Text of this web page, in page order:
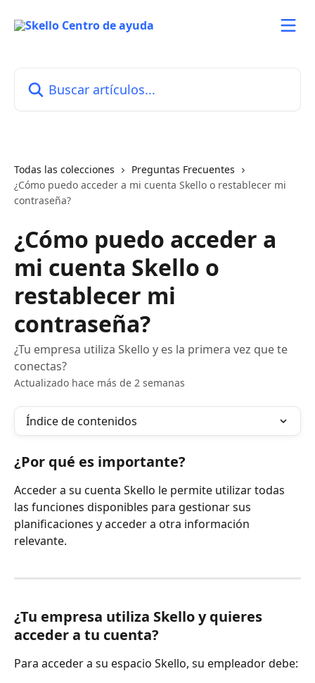
Todas las colecciones
Preguntas Frecuentes
¿Cómo puedo acceder a mi cuenta Skello o restablecer mi
contraseña?
¿Cómo puedo acceder a
mi cuenta Skello o
restablecer mi
contraseña?
¿Tu empresa utiliza Skello y es la primera vez que te
conectas?
Actualizado hace más de 2 semanas
Índice de contenidos
¿Por qué es importante?
Acceder a su cuenta Skello le permite utilizar todas
las funciones disponibles para gestionar sus
planificaciones y acceder a otra información
relevante.
¿Tu empresa utiliza Skello y quieres
acceder a tu cuenta?
Para acceder a su espacio Skello, su empleador debe: